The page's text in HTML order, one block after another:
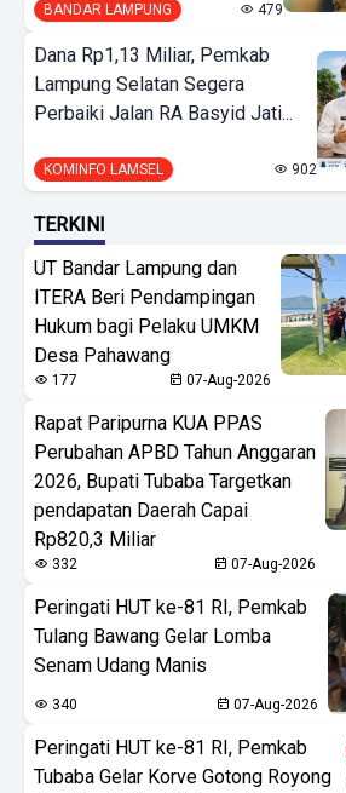
BANDAR LAMPUNG 479
Dana Rp1,13 Miliar, Pemkab
Lampung Selatan Segera
Perbaiki Jalan RA Basyid Jati...
KOMINFO LAMSEL 902
TERKINI
UT Bandar Lampung dan
ITERA Beri Pendampingan
Hukum bagi Pelaku UMKM
Desa Pahawang
177 07-Aug-2026
Rapat Paripurna KUA PPAS
Perubahan APBD Tahun Anggaran
2026, Bupati Tubaba Targetkan
pendapatan Daerah Capai
Rp820,3 Miliar
332 07-Aug-2026
Peringati HUT ke-81 RI, Pemkab
Tulang Bawang Gelar Lomba
Senam Udang Manis
340 07-Aug-2026
Peringati HUT ke-81 RI, Pemkab
Tubaba Gelar Korve Gotong Royong